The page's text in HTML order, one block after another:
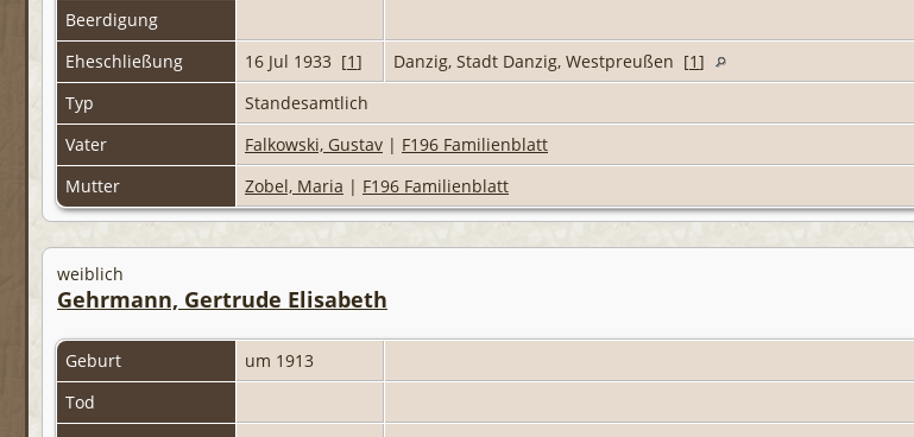
Beerdigung
Eheschließung
16 Jul 1933 [1] Danzig, Stadt Danzig, Westpreußen [1]
Typ
Standesamtlich
Vater
Falkowski, Gustav | F196 Familienblatt
Mutter
Zobel, Maria | F196 Familienblatt
weiblich
Gehrmann, Gertrude Elisabeth
Geburt
um 1913
Tod